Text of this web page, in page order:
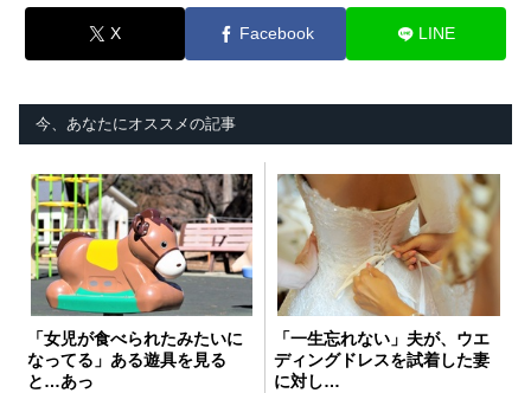
X Facebook LINE
今、あなたにオススメの記事
「女児が食べられたみたいに
なってる」ある遊具を見る
と…あっ
「一生忘れない」夫が、ウエ
ディングドレスを試着した妻
に対し…